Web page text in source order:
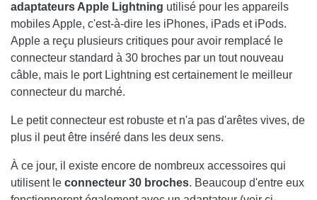
ADAPTATEUR LIGHTNING VERS MICRO-USB
ADAPTATEUR DE CÂBLE LIGHTNING VERS 30 BROCHES
adaptateurs Apple Lightning utilisé pour les appareils
mobiles Apple, c'est-à-dire les iPhones, iPads et iPods.
Apple a reçu plusieurs critiques pour avoir remplacé le
connecteur standard à 30 broches par un tout nouveau
câble, mais le port Lightning est certainement le meilleur
connecteur du marché.
Le petit connecteur est robuste et n'a pas d'arêtes vives, de
plus il peut être inséré dans les deux sens.
À ce jour, il existe encore de nombreux accessoires qui
utilisent le connecteur 30 broches. Beaucoup d'entre eux